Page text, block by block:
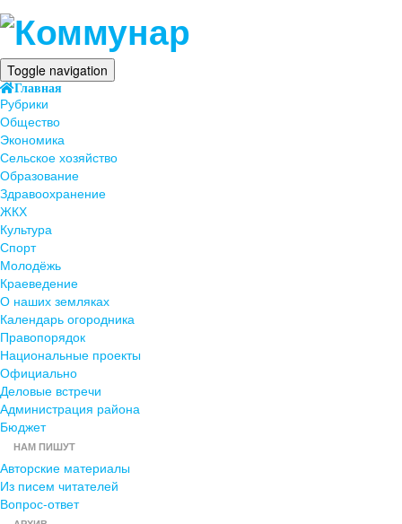
Toggle navigation
Главная
Рубрики
Общество
Экономика
Сельское хозяйство
Образование
Здравоохранение
ЖКХ
Культура
Спорт
Молодёжь
Краеведение
О наших земляках
Календарь огородника
Правопорядок
Национальные проекты
Официально
Деловые встречи
Администрация района
Бюджет
НАМ ПИШУТ
Авторские материалы
Из писем читателей
Вопрос-ответ